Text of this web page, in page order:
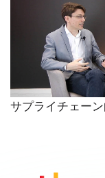
サプライチェー